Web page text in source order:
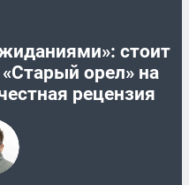
стоит
орел» на
рецензия